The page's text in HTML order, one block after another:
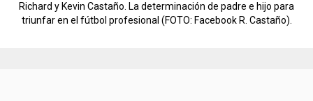
Richard y Kevin Castaño. La determinación de padre e hijo para
triunfar en el fútbol profesional (FOTO: Facebook R. Castaño).